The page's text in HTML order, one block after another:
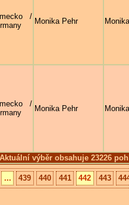
Aktuální výběr obsahuje 23226
/
Monika Pehr
/
Monika Pehr
... 439 440 441 442 443